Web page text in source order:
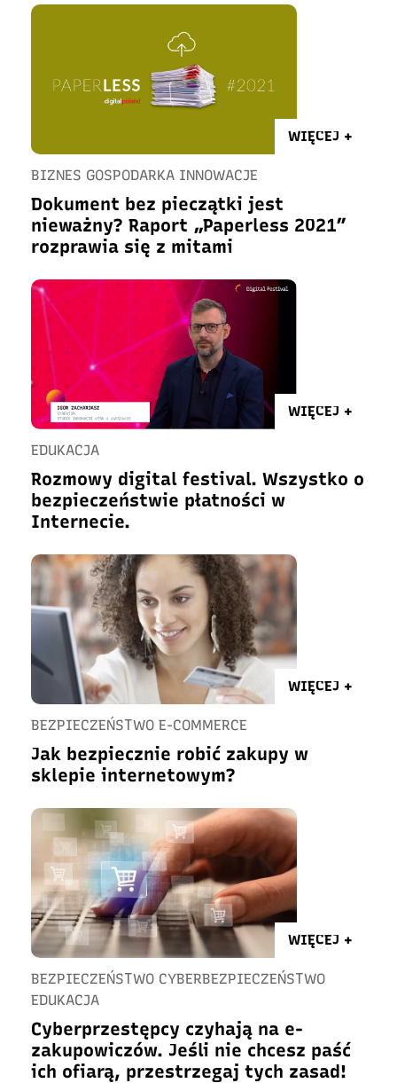
WIĘCEJ +
BIZNES GOSPODARKA INNOWACJE
Dokument bez pieczątki jest
nieważny? Raport „Paperless 2021”
rozprawia się z mitami
WIĘCEJ +
EDUKACJA
Rozmowy digital festival. Wszystko o
bezpieczeństwie płatności w
Internecie.
WIĘCEJ +
BEZPIECZEŃSTWO E-COMMERCE
Jak bezpiecznie robić zakupy w
sklepie internetowym?
WIĘCEJ +
BEZPIECZEŃSTWO CYBERBEZPIECZEŃSTWO
EDUKACJA
Cyberprzestępcy czyhają na e-
zakupowiczów. Jeśli nie chcesz paść
ich ofiarą, przestrzegaj tych zasad!